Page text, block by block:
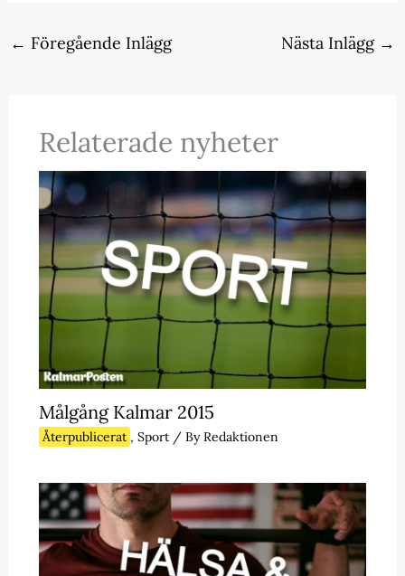
← Föregående Inlägg Nästa Inlägg →
Relaterade nyheter
Målgång Kalmar 2015
Återpublicerat , Sport/ ByRedaktionen